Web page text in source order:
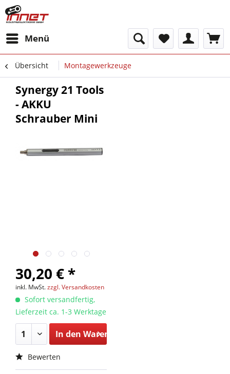
Menü
Übersicht Montagewerkzeuge
Synergy 21 Tools
- AKKU
Schrauber Mini
30,20 € *
inkl. MwSt.zzgl. Versandkosten
Sofort versandfertig,
Lieferzeit ca. 1-3 Werktage
In den Warenkorb
Bewerten